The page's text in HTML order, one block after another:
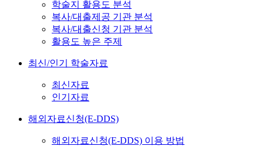
학술지 활용도 분석
복사/대출제공 기관 분석
복사/대출신청 기관 분석
활용도 높은 주제
최신/인기 학술자료
최신자료
인기자료
해외자료신청(E-DDS)
해외자료신청(E-DDS) 이용 방법